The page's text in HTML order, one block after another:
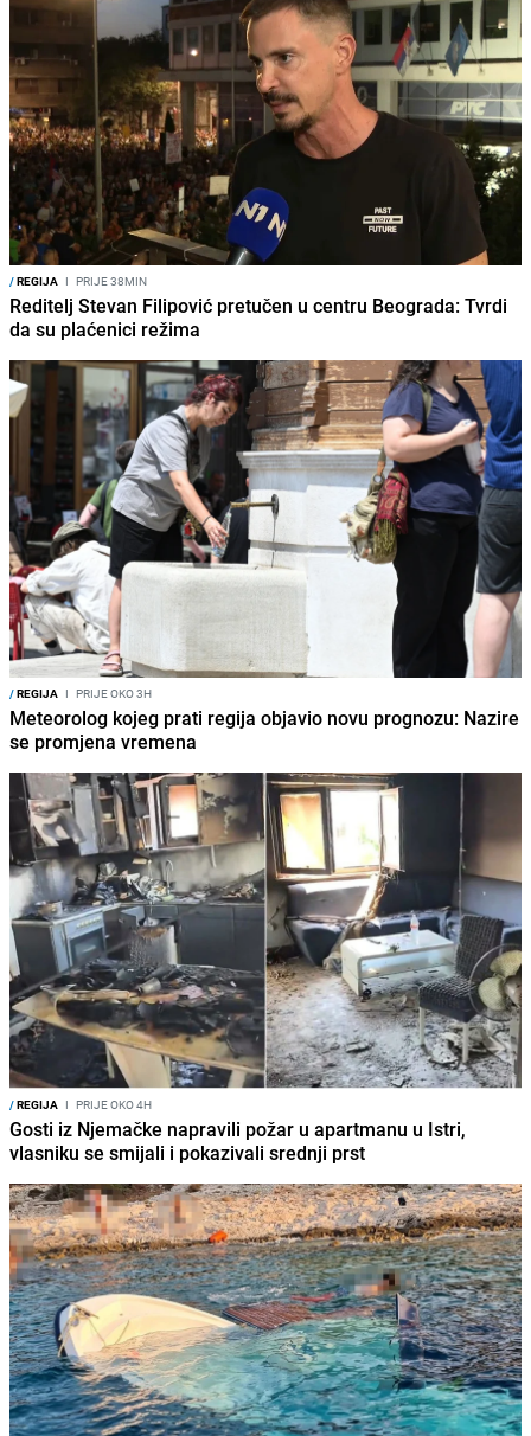
/REGIJA I PRIJE 38MIN
Reditelj Stevan Filipović pretučen u centru Beograda: Tvrdi
da su plaćenici režima
/REGIJA I PRIJE OKO 3H
Meteorolog kojeg prati regija objavio novu prognozu: Nazire
se promjena vremena
/REGIJA I PRIJE OKO 4H
Gosti iz Njemačke napravili požar u apartmanu u Istri,
vlasniku se smijali i pokazivali srednji prst